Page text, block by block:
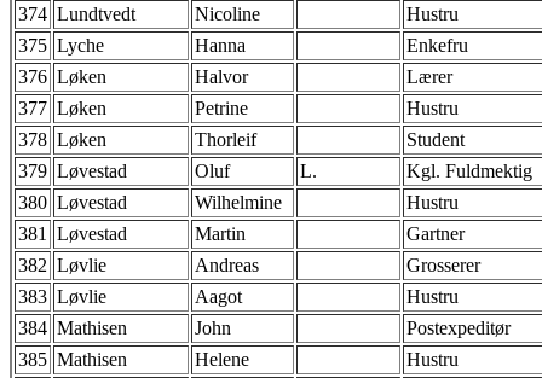
374 Lundtvedt Nicoline
Hustru
375 Lyche Hanna
Enkefru
376 Løken Halvor
Lærer
377 Løken Petrine
Hustru
378 Løken Thorleif
Student
379 Løvestad Oluf L.
Kgl. Fuldmektig
380 Løvestad Wilhelmine
Hustru
381 Løvestad Martin
Gartner
382 Løvlie Andreas
Grosserer
383 Løvlie Aagot
Hustru
384 Mathisen John
Postexpeditør
385 Mathisen Helene
Hustru